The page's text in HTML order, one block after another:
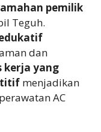
pemilik
Teguh.
dan
kerja yang
menjadikan
AC